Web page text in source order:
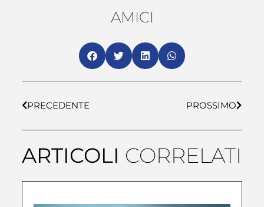
AMICI
PRECEDENTE PROSSIMO
ARTICOLI CORRELATI